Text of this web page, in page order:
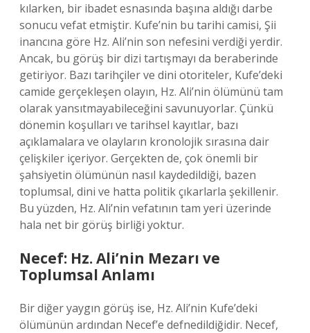
kılarken, bir ibadet esnasında başına aldığı darbe
sonucu vefat etmiştir. Kufe’nin bu tarihi camisi, Şii
inancına göre Hz. Ali’nin son nefesini verdiği yerdir.
Ancak, bu görüş bir dizi tartışmayı da beraberinde
getiriyor. Bazı tarihçiler ve dini otoriteler, Kufe’deki
camide gerçekleşen olayın, Hz. Ali’nin ölümünü tam
olarak yansıtmayabileceğini savunuyorlar. Çünkü
dönemin koşulları ve tarihsel kayıtlar, bazı
açıklamalara ve olayların kronolojik sırasına dair
çelişkiler içeriyor. Gerçekten de, çok önemli bir
şahsiyetin ölümünün nasıl kaydedildiği, bazen
toplumsal, dini ve hatta politik çıkarlarla şekillenir.
Bu yüzden, Hz. Ali’nin vefatının tam yeri üzerinde
hala net bir görüş birliği yoktur.
Necef: Hz. Ali’nin Mezarı ve
Toplumsal Anlamı
Bir diğer yaygın görüş ise, Hz. Ali’nin Kufe’deki
ölümünün ardından Necef’e defnedildiğidir. Necef,